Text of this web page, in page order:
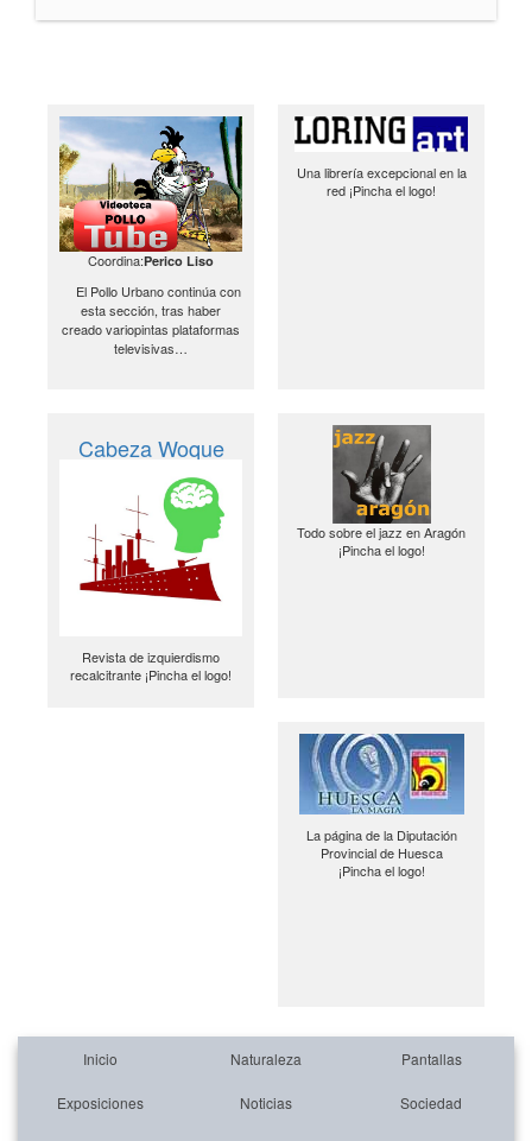
Coordina:Perico Liso
El Pollo Urbano continúa con
esta sección, tras haber
creado variopintas plataformas
televisivas…
Una librería excepcional en la
red ¡Pincha el logo!
Cabeza Woque
Revista de izquierdismo
recalcitrante ¡Pincha el logo!
Todo sobre el jazz en Aragón
¡Pincha el logo!
La página de la Diputación
Provincial de Huesca
¡Pincha el logo!
Inicio Naturaleza Pantallas
Exposiciones Noticias Sociedad